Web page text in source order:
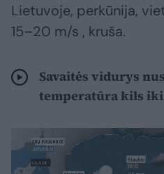
Lietuvoje, perkūnija,
15–20 m/s , kruša.
Savaitės vidurys
temperatūra kils